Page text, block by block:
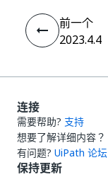
前一个
2023.4.4
连接
需要帮助? 支持
想要了解详细内容？
有问题? UiPath 论坛
保持更新